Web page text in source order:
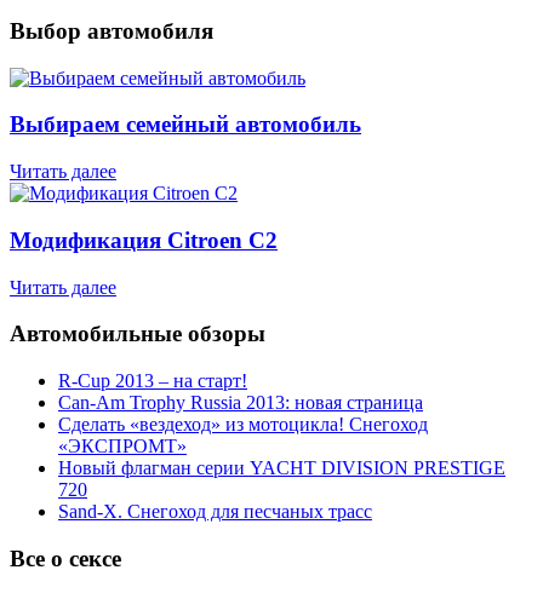
Выбор автомобиля
Выбираем семейный автомобиль
Читать далее
Модификация Citroen С2
Читать далее
Автомобильные обзоры
R-Cup 2013 – на старт!
Can-Am Trophy Russia 2013: новая страница
Сделать «вездеход» из мотоцикла! Снегоход
«ЭКСПРОМТ»
Новый флагман серии YACHT DIVISION PRESTIGE
720
Sand-X. Снегоход для песчаных трасс
Все о сексе